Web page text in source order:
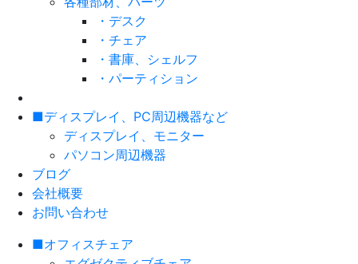
・デスク
・チェア
・書庫、シェルフ
・パーティション
■ディスプレイ、PC周辺機器など
ディスプレイ、モニター
パソコン周辺機器
ブログ
会社概要
お問い合わせ
■オフィスチェア